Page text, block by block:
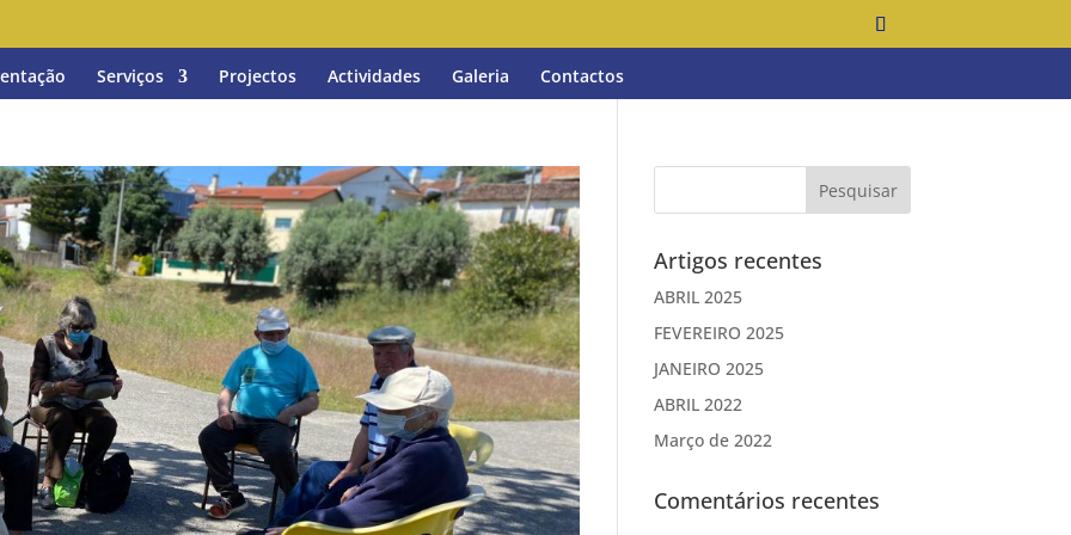
Serviços Projectos Actividades Galeria Contactos
Artigos recentes
ABRIL 2025
FEVEREIRO 2025
JANEIRO 2025
ABRIL 2022
Março de 2022
Comentários recentes